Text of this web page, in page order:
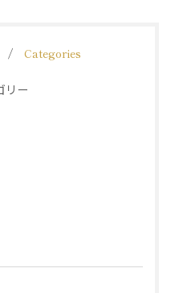
Categories
リー